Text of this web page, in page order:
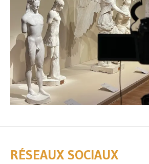
RÉSEAUX SOCIAUX